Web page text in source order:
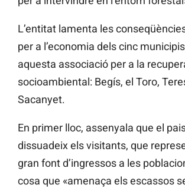
L’entitat lamenta les
per a l’economia dels cinc
aquesta associació per a la
socioambiental: Begís, el Toro,
Sacanyet.
En primer lloc, assenyala que el
dissuadeix els visitants, que
gran font d’ingressos a les
cosa que «amenaça els escassos